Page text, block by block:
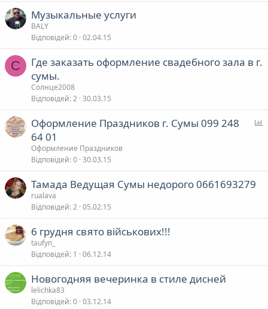
Музыкальные услуги
BALY
Відповідей 0 02.04.15
С
Где заказать оформление свадебного зала в г.
сумы.
Солнце2008
Відповідей 2 30.03.15
Оформление Праздников г. Сумы 099 248
64 01
Оформление Праздников
Відповідей 0 30.03.15
Тамада Ведущая Сумы недорого 0661693279
rualava
Відповідей 2 05.02.15
6 грудня свято військових!!!
taufyn_
Відповідей 1 06.12.14
Новогодняя вечеринка в стиле дисней
lelichka83
Відповідей 0 03.12.14